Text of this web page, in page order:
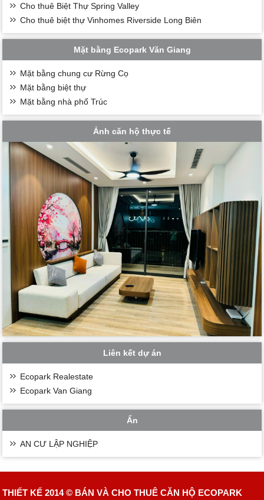
Cho thuê Biệt Thự Spring Valley
Cho thuê biệt thự Vinhomes Riverside Long Biên
Mặt bằng Ecopark Văn Giang
Mặt bằng chung cư Rừng Cọ
Mặt bằng biệt thự
Mặt bằng nhà phố Trúc
Ảnh căn hộ thực tế
Liên kết dự án
Ecopark Realestate
Ecopark Van Giang
Ẩn
AN CƯ LẬP NGHIỆP
THIẾT KẾ 2014 © BÁN VÀ CHO THUÊ CĂN HỘ ECOPARK